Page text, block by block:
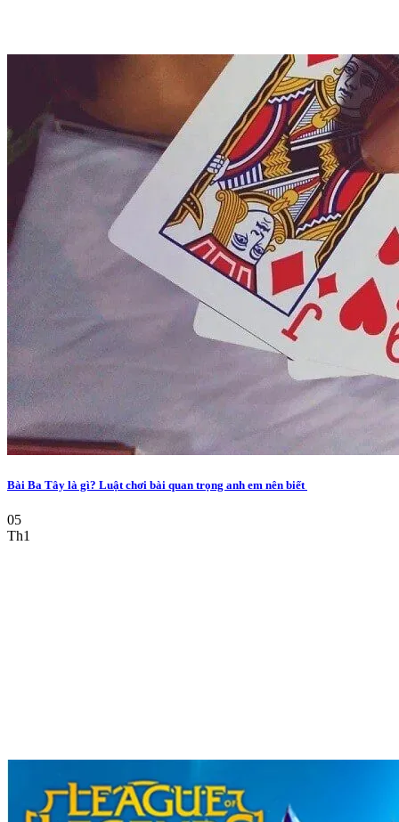
Bài Ba Tây là gì? Luật chơi bài quan trọng anh em nên biết
05
Th1